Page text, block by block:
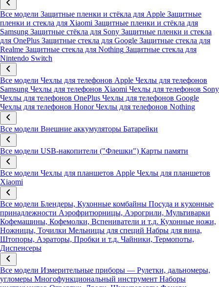
Все модели Защитные пленки и стёкла для Apple Защитные
пленки и стекла для Xiaomi Защитные пленки и стёкла для
Samsung Защитные стёкла для Sony Защитные пленки и стекла
для OnePlus Защитные стекла для Google Защитные стекла для
Realme Защитные стекла для Nothing Защитные стекла для
Nintendo Switch
Все модели Чехлы для телефонов Apple Чехлы для телефонов
Samsung Чехлы для телефонов Xiaomi Чехлы для телефонов Sony
Чехлы для телефонов OnePlus Чехлы для телефонов Google
Чехлы для телефонов Honor Чехлы для телефонов Nothing
Все модели Внешние аккумуляторы Батарейки
Все модели USB-накопители ("Флешки") Карты памяти
Все модели Чехлы для планшетов Apple Чехлы для планшетов
Xiaomi
Все модели Блендеры, Кухонные комбайны Посуда и кухонные
принадлежности Аэрофритюрницы, Аэрогрили, Мультиварки
Кофемашины, Кофемолки, Вспениватели и т.д. Кухонные ножи,
Ножницы, Точилки Мельницы для специй Набры для вина,
Штопоры, Аэраторы, Пробки и т.д. Чайники, Термопоты,
Диспенсеры
Все модели Измерительные приборы — Рулетки, дальномеры,
угломеры Многофункциональный инструмент Наборы